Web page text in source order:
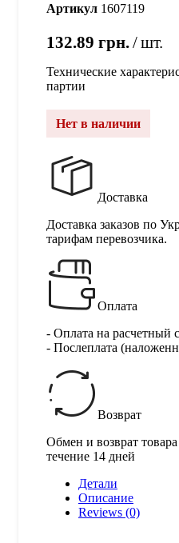
Артикул 1607119
132.89 грн. шт.
Технические
партии
Нет в наличии
Доставка
Доставка заказов по
тарифам перевозчика.
Оплата
- Оплата на расчетный
- Послеплата
Возврат
Обмен и возврат
течение 14 дней
Детали
Описание
Reviews (0)